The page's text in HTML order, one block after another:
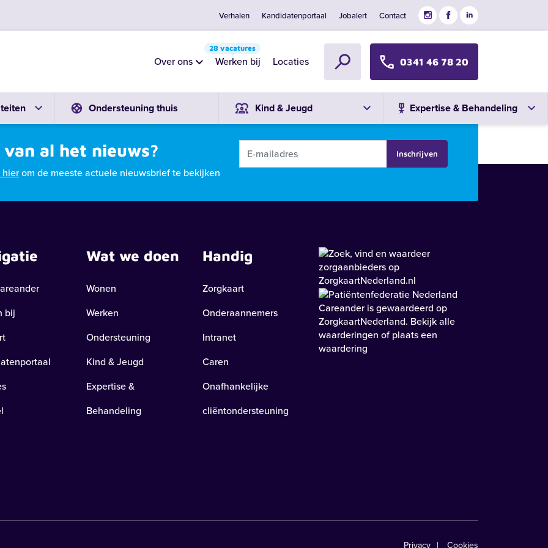
Verhalen Kandidatenportaal Jobalert Contact
Over ons Werken bij
28 vacatures
Locaties 0341 46 78 20
Ondersteuning thuis Kind & Jeugd Expertise & Behandeling
al het nieuws?
hierom de meeste actuele nieuwsbrief te bekijken
Inschrijven
bij
Wat we doen
Wonen
Werken
Ondersteuning
Kind & Jeugd
Expertise &
Behandeling
Handig
Zorgkaart
Onderaannemers
Intranet
Caren
Onafhankelijke
cliëntondersteuning
Careanderis gewaardeerd op
ZorgkaartNederland. Bekijk alle
waarderingen of plaats een
waardering
Privacy Cookies
Zoeken
Zoeken
bij